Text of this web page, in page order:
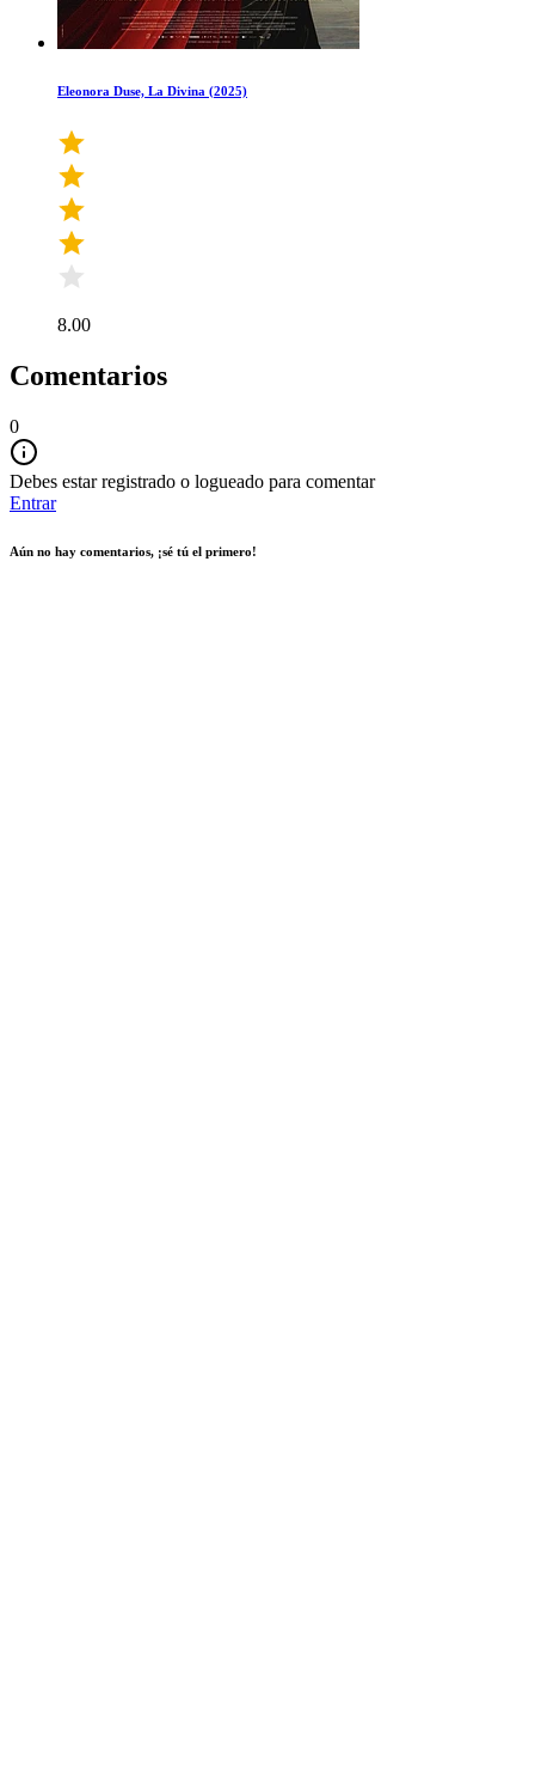
Eleonora Duse, La Divina (2025)
8.00
Comentarios
0
Debes estar registrado o logueado para comentar
Entrar
Aún no hay comentarios, ¡sé tú el primero!